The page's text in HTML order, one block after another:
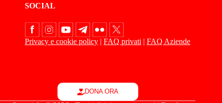
SOCIAL
Privacy e cookie policy | FAQ privati | FAQ Aziende
DONA ORA